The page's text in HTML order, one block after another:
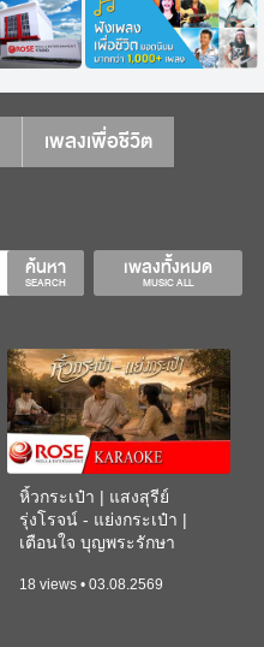
เพลงเพื่อชีวิต
เพลงทั้งหมด
MUSIC ALL
ค้นหา
SEARCH
หิ้วกระเป๋า | แสงสุรีย์
รุ่งโรจน์ - แย่งกระเป๋า |
เตือนใจ บุญพระรักษา
18 views • 03.08.2569